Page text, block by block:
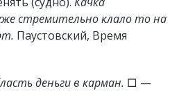
стремительно клало то на
Паустовский, Время
деньги в карман. □ —